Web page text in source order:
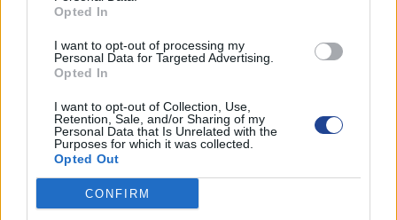
Opted In
I want to opt-out of processing my
Personal Data for Targeted Advertising.
Opted In
I want to opt-out of Collection, Use,
Retention, Sale, and/or Sharing of my
Personal Data that Is Unrelated with the
Purposes for which it was collected.
Opted Out
CONFIRM